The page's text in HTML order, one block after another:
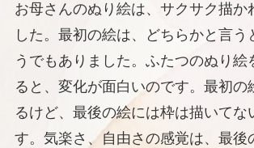
お母さんのぬり絵は、サクサク描か
した。最初の絵は、どちらかと言う
うでもありました。ふたつのぬり絵
ると、変化が面白いのです。最初の
るけど、最後の絵には枠は描いてな
す。気楽さ、自由さの感覚は、最後